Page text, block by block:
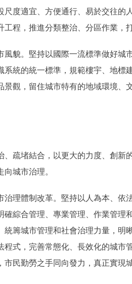
尺度適宜、方便通行、易於交往的
工程，推進分類整治、分區作業，
。堅持以國際一流標準做好城市
系統的統一標準，規範樓宇、地標
景觀，留住城市特有的地域環境、
堵結合，以更大的力度、創新的
向城市治理。
體制改革。堅持以人為本、依法
確綜合管理、專業管理、作業管理
統籌城市管理和社會治理力量，明
程式，完善常態化、長效化的城
市民勤勞之手同向發力，真正實現